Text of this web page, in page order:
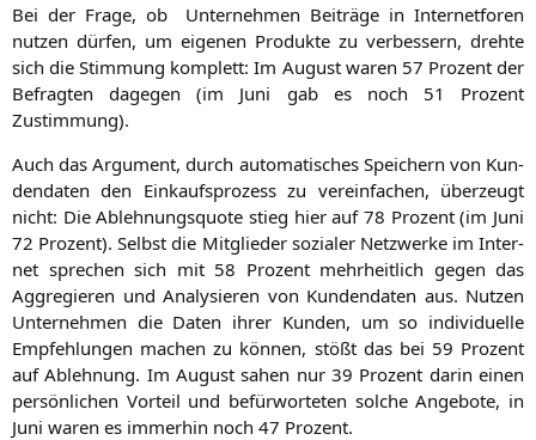
Bei der Fra­ge, ob Unter­neh­men Bei­trä­ge in Inter­net­fo­ren
nut­zen dür­fen, um eige­nen Pro­duk­te zu ver­bes­sern, dreh­te
sich die Stim­mung kom­plett: Im August waren 57 Pro­zent der
Befrag­ten dage­gen (im Juni gab es noch 51 Pro­zent
Zustimmung).
Auch das Argu­ment, durch auto­ma­ti­sches Spei­chern von Kun­
den­da­ten den Ein­kaufs­pro­zess zu ver­ein­fa­chen, über­zeugt
nicht: Die Ableh­nungs­quo­te stieg hier auf 78 Pro­zent (im Juni
72 Pro­zent). Selbst die Mit­glie­der sozia­ler Netz­wer­ke im Inter­
net spre­chen sich mit 58 Pro­zent mehr­heit­lich gegen das
Agg­re­gie­ren und Ana­ly­sie­ren von Kun­den­da­ten aus. Nut­zen
Unter­neh­men die Daten ihrer Kun­den, um so indi­vi­du­el­le
Emp­feh­lun­gen machen zu kön­nen, stößt das bei 59 Pro­zent
auf Ableh­nung. Im August sahen nur 39 Pro­zent dar­in einen
per­sön­li­chen Vor­teil und befür­wor­te­ten sol­che Ange­bo­te, in
Juni waren es immer­hin noch 47 Prozent.